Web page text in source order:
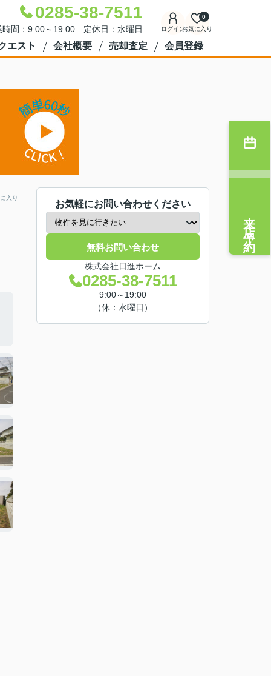
0285-38-7511
時間：9:00～19:00 定休日：水曜日 ログインお気に入り
0
エスト 会社概要 売却査定 会員登録
入り
お気軽にお問い合わせください
無料お問い合わせ
株式会社日進ホーム
0285-38-7511
9:00～19:00
（休：水曜日）
来店予約